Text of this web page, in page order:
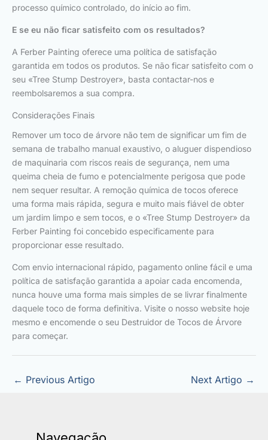
processo químico controlado, do início ao fim.
E se eu não ficar satisfeito com os resultados?
A Ferber Painting oferece uma política de satisfação
garantida em todos os produtos. Se não ficar satisfeito com o
seu «Tree Stump Destroyer», basta contactar-nos e
reembolsaremos a sua compra.
Considerações Finais
Remover um toco de árvore não tem de significar um fim de
semana de trabalho manual exaustivo, o aluguer dispendioso
de maquinaria com riscos reais de segurança, nem uma
queima cheia de fumo e potencialmente perigosa que pode
nem sequer resultar. A remoção química de tocos oferece
uma forma mais rápida, segura e muito mais fiável de obter
um jardim limpo e sem tocos, e o «Tree Stump Destroyer» da
Ferber Painting foi concebido especificamente para
proporcionar esse resultado.
Com envio internacional rápido, pagamento online fácil e uma
política de satisfação garantida a apoiar cada encomenda,
nunca houve uma forma mais simples de se livrar finalmente
daquele toco de forma definitiva. Visite o nosso website hoje
mesmo e encomende o seu Destruidor de Tocos de Árvore
para começar.
← Previous Artigo Next Artigo →